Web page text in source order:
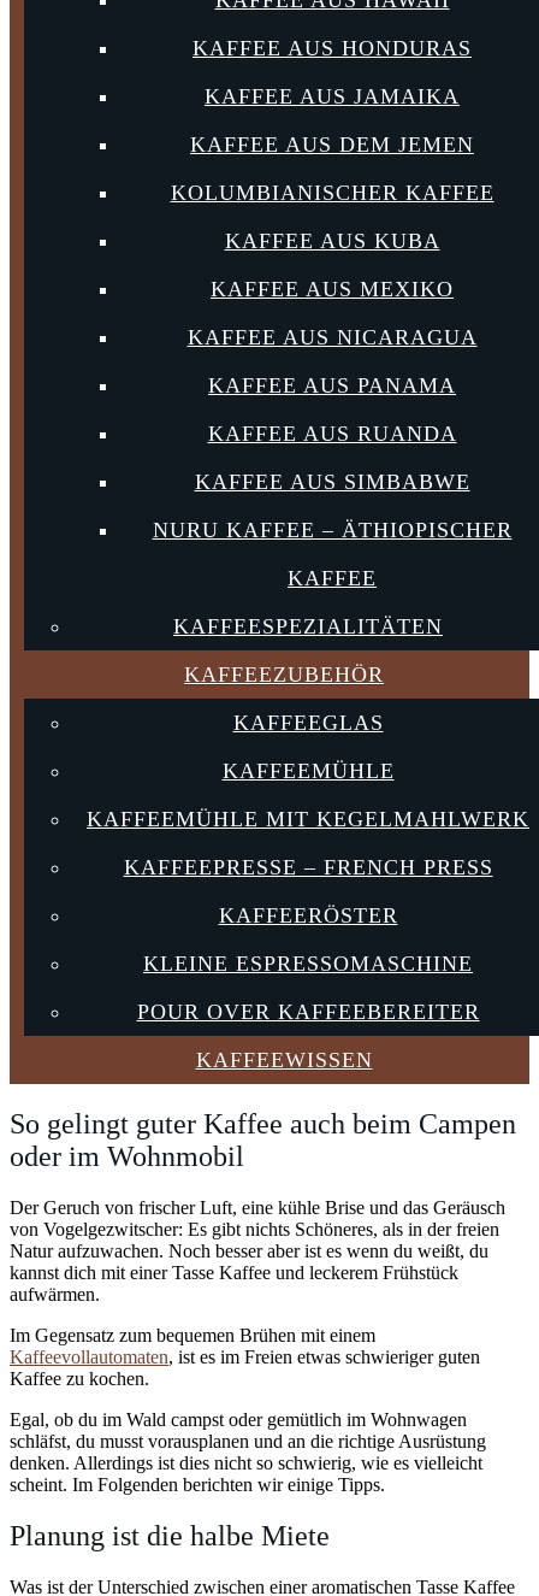
KAFFEE AUS HONDURAS
KAFFEE AUS JAMAIKA
KAFFEE AUS DEM JEMEN
KOLUMBIANISCHER KAFFEE
KAFFEE AUS KUBA
KAFFEE AUS MEXIKO
KAFFEE AUS NICARAGUA
KAFFEE AUS PANAMA
KAFFEE AUS RUANDA
KAFFEE AUS SIMBABWE
NURU KAFFEE – ÄTHIOPISCHER
KAFFEE
KAFFEESPEZIALITÄTEN
KAFFEEZUBEHÖR
KAFFEEGLAS
KAFFEEMÜHLE
KAFFEEMÜHLE MIT KEGELMAHLWERK
KAFFEEPRESSE – FRENCH PRESS
KAFFEERÖSTER
KLEINE ESPRESSOMASCHINE
POUR OVER KAFFEEBEREITER
KAFFEEWISSEN
So gelingt guter Kaffee auch beim Campen
oder im Wohnmobil
Der Geruch von frischer Luft, eine kühle Brise und das Geräusch
von Vogelgezwitscher: Es gibt nichts Schöneres, als in der freien
Natur aufzuwachen. Noch besser aber ist es wenn du weißt, du
kannst dich mit einer Tasse Kaffee und leckerem Frühstück
aufwärmen.
Im Gegensatz zum bequemen Brühen mit einem
Kaffeevollautomaten, ist es im Freien etwas schwieriger guten
Kaffee zu kochen.
Egal, ob du im Wald campst oder gemütlich im Wohnwagen
schläfst, du musst vorausplanen und an die richtige Ausrüstung
denken. Allerdings ist dies nicht so schwierig, wie es vielleicht
scheint. Im Folgenden berichten wir einige Tipps.
Planung ist die halbe Miete
Was ist der Unterschied zwischen einer aromatischen Tasse Kaffee